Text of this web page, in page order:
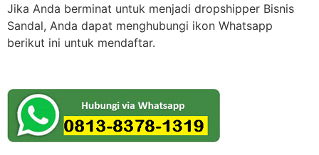
Jika Anda berminat untuk menjadi dropshipper Bisnis
Sandal, Anda dapat menghubungi ikon Whatsapp
berikut ini untuk mendaftar.